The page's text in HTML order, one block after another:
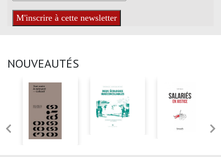
NOUVEAUTÉS